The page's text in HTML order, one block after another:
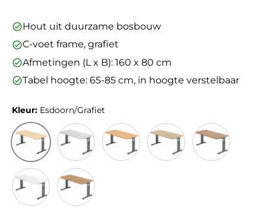
Hout uit duurzame bosbouw
C-voet frame, grafiet
Afmetingen (L x B): 160 x 80 cm
Tabel hoogte: 65-85 cm, in hoogte verstelbaar
Kleur: Esdoorn/Grafiet
Esdoorn/GrafietGrijs/Grafiet